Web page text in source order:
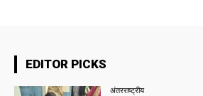
EDITOR PICKS
अंतरराष्ट्रीय